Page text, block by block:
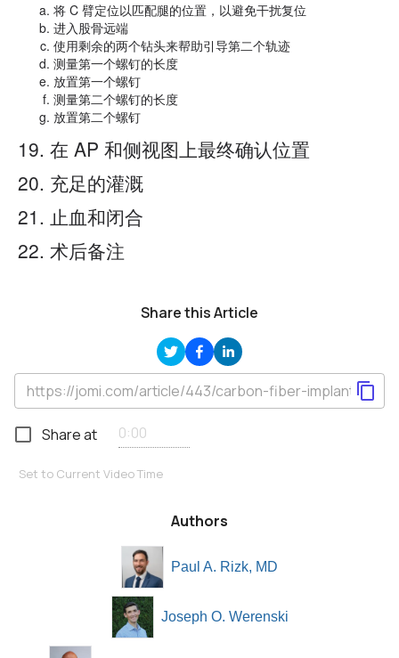
将 C 臂定位以匹配腿的位置，以避免干扰复位
进入股骨远端
使用剩余的两个钻头来帮助引导第二个轨迹
测量第一个螺钉的长度
放置第一个螺钉
测量第二个螺钉的长度
放置第二个螺钉
19. 在 AP 和侧视图上最终确认位置
20. 充足的灌溉
21. 止血和闭合
22. 术后备注
Share this Article
Share at
Set to Current Video Time
Authors
Paul A. Rizk, MD
Joseph O. Werenski